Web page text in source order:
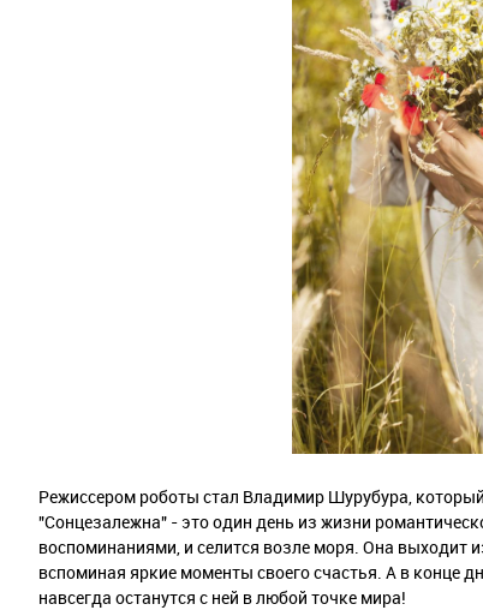
Режиссером роботы стал Владимир Шурубура,
"Сонцезалежна" - это один день из жизни
воспоминаниями, и селится возле моря. Она выходит
вспоминая яркие моменты своего счастья. А в конце
навсегда останутся с ней в любой точке мира!